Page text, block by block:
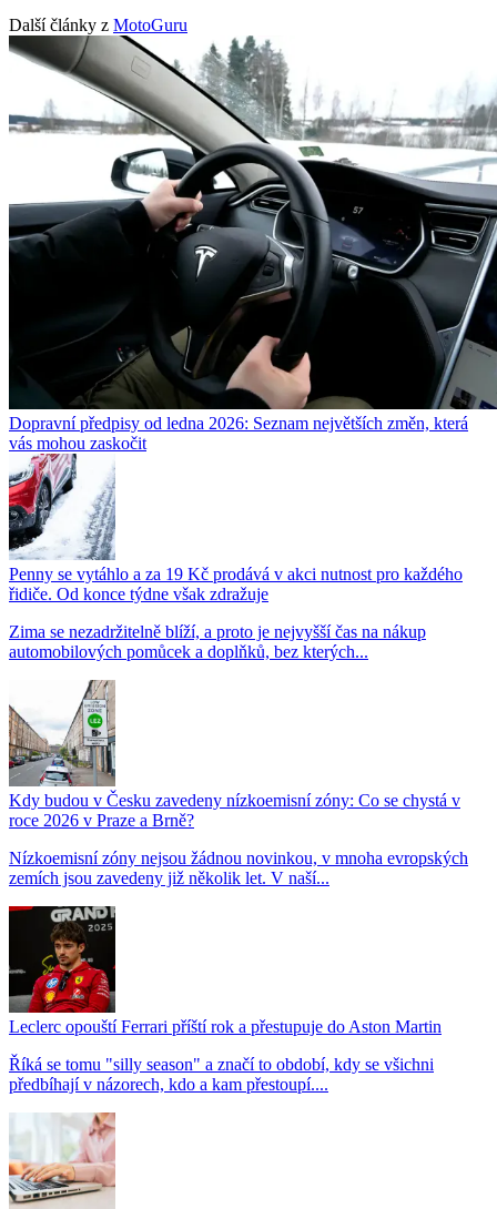
Další články z MotoGuru
Dopravní předpisy od ledna 2026: Seznam největších změn, která
vás mohou zaskočit
Penny se vytáhlo a za 19 Kč prodává v akci nutnost pro každého
řidiče. Od konce týdne však zdražuje
Zima se nezadržitelně blíží, a proto je nejvyšší čas na nákup
automobilových pomůcek a doplňků, bez kterých...
Kdy budou v Česku zavedeny nízkoemisní zóny: Co se chystá v
roce 2026 v Praze a Brně?
Nízkoemisní zóny nejsou žádnou novinkou, v mnoha evropských
zemích jsou zavedeny již několik let. V naší...
Leclerc opouští Ferrari příští rok a přestupuje do Aston Martin
Říká se tomu "silly season" a značí to období, kdy se všichni
předbíhají v názorech, kdo a kam přestoupí....